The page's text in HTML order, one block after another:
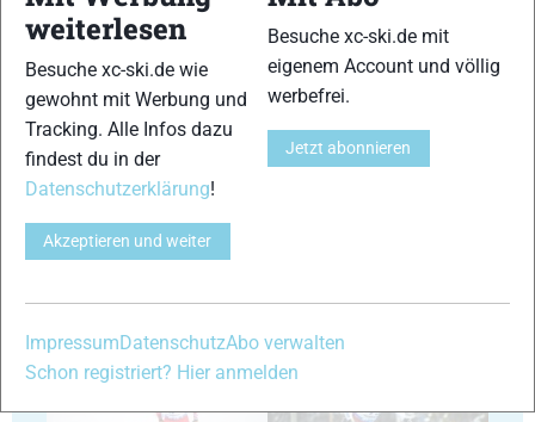
23 24
25 26
weiterlesen
Besuche xc-ski.de wie
gewohnt mit Werbung und
Tracking. Alle Infos dazu
findest du in der
Datenschutzerklärung!
Akzeptieren und weiter
Besuche xc-ski.de mit
eigenem Account und völlig
werbefrei.
Jetzt abonnieren
ImpressumDatenschutzAbo verwalten
Schon registriert? Hier anmelden